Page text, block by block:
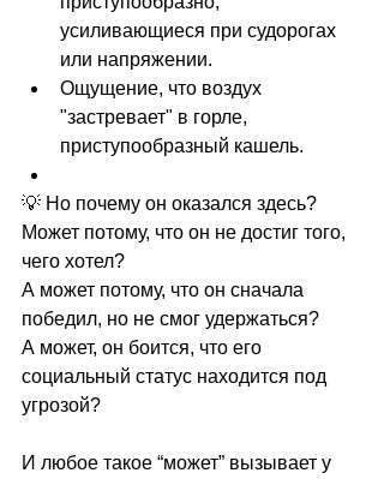
усиливающиеся при судорогах
или напряжении.
Ощущение, что воздух
"застревает" в горле,
приступообразный кашель.
💡 Но почему он оказался здесь?
Может потому, что он не достиг того,
чего хотел?
А может потому, что он сначала
победил, но не смог удержаться?
А может, он боится, что его
социальный статус находится под
угрозой?
И любое такое “может” вызывает у